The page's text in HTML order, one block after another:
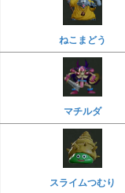
ねこまどう
マチルダ
スライムつむり